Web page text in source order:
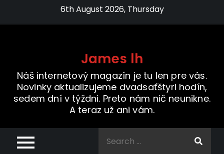
6th August 2026, Thursday
James lh
Náš internetový magazín je tu len pre vás.
Novinky aktualizujeme dvadsaťštyri hodín,
sedem dní v týždni. Preto nám nič neunikne.
A teraz už ani vám.